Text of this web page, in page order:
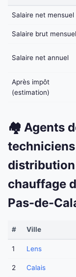
Salaire net mensuel
Salaire brut mensuel
Salaire net annuel
Après impôt
(estimation)
🏘️ Agents
distribution
chauffage
Pas-de-
# Ville
1 Lens
2 Calais